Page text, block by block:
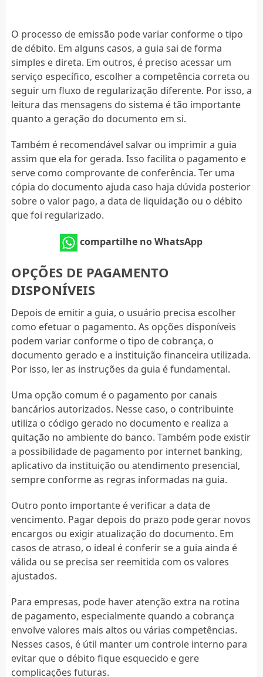
O processo de emissão pode variar conforme o tipo
de débito. Em alguns casos, a guia sai de forma
simples e direta. Em outros, é preciso acessar um
serviço específico, escolher a competência correta ou
seguir um fluxo de regularização diferente. Por isso, a
leitura das mensagens do sistema é tão importante
quanto a geração do documento em si.
Também é recomendável salvar ou imprimir a guia
assim que ela for gerada. Isso facilita o pagamento e
serve como comprovante de conferência. Ter uma
cópia do documento ajuda caso haja dúvida posterior
sobre o valor pago, a data de liquidação ou o débito
que foi regularizado.
compartilhe no WhatsApp
OPÇÕES DE PAGAMENTO
DISPONÍVEIS
Depois de emitir a guia, o usuário precisa escolher
como efetuar o pagamento. As opções disponíveis
podem variar conforme o tipo de cobrança, o
documento gerado e a instituição financeira utilizada.
Por isso, ler as instruções da guia é fundamental.
Uma opção comum é o pagamento por canais
bancários autorizados. Nesse caso, o contribuinte
utiliza o código gerado no documento e realiza a
quitação no ambiente do banco. Também pode existir
a possibilidade de pagamento por internet banking,
aplicativo da instituição ou atendimento presencial,
sempre conforme as regras informadas na guia.
Outro ponto importante é verificar a data de
vencimento. Pagar depois do prazo pode gerar novos
encargos ou exigir atualização do documento. Em
casos de atraso, o ideal é conferir se a guia ainda é
válida ou se precisa ser reemitida com os valores
ajustados.
Para empresas, pode haver atenção extra na rotina
de pagamento, especialmente quando a cobrança
envolve valores mais altos ou várias competências.
Nesses casos, é útil manter um controle interno para
evitar que o débito fique esquecido e gere
complicações futuras.